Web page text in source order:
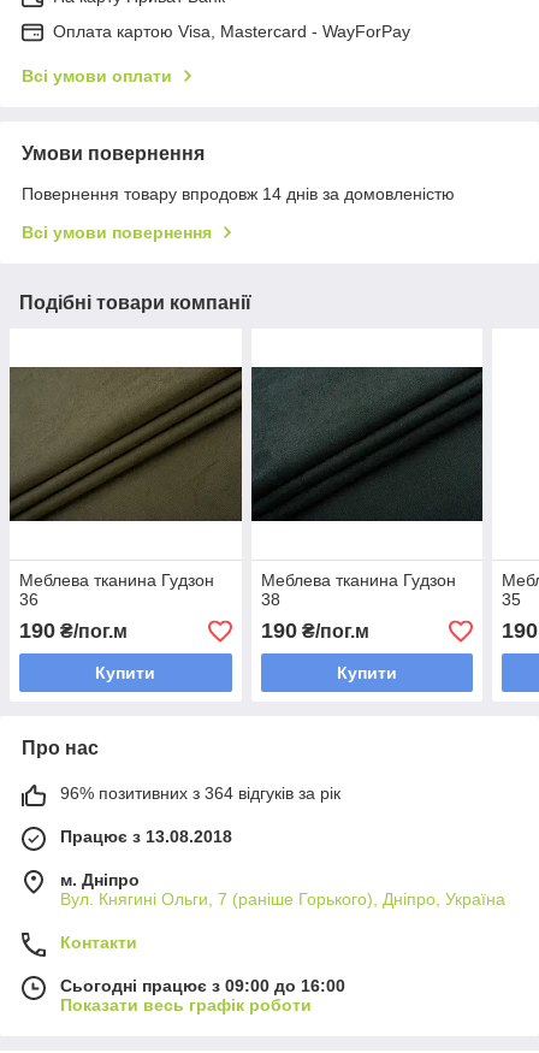
Оплата картою Visa, Mastercard - WayForPay
Всі умови оплати
Умови повернення
Повернення товару впродовж 14 днів за домовленістю
Всі умови повернення
Подібні товари компанії
Меблева тканина Гудзон
36
190 ₴/пог.м
Купити
Меблева тканина Гудзон
38
190₴/пог.м
Купити
35
190
Про нас
96% позитивних з 364 відгуків за рік
Працює з 13.08.2018
м. Дніпро
Вул. Княгині Ольги, 7 (раніше Горького), Дніпро, Україна
Контакти
Сьогодні працює з 09:00 до 16:00
Показати весь графік роботи